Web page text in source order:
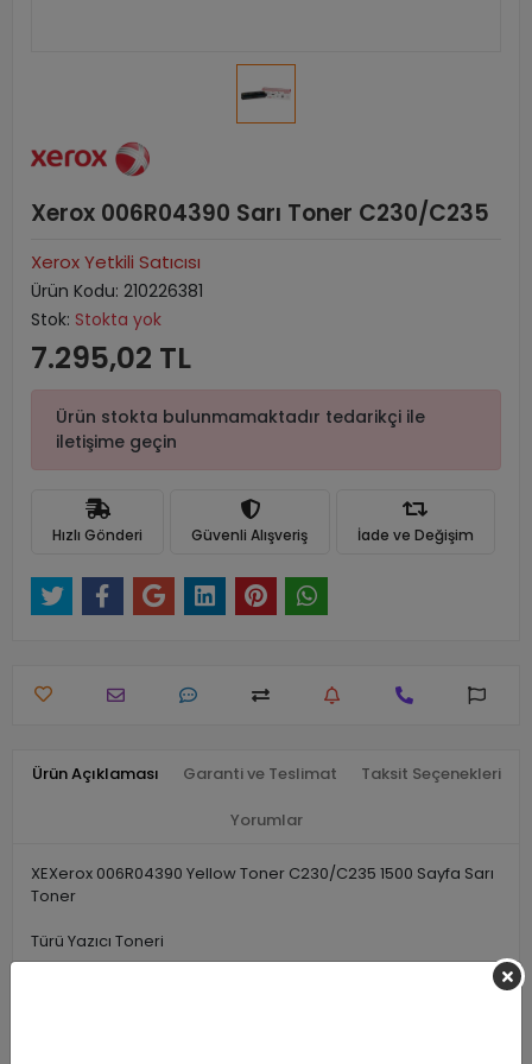
Xerox 006R04390 Sarı Toner C230/C235
Xerox Yetkili Satıcısı
Ürün Kodu: 210226381
Stok: Stokta yok
7.295,02 TL
Ürün stokta bulunmamaktadır tedarikçi ile
iletişime geçin
Hızlı Gönderi Güvenli Alışveriş İade ve Değişim
Ürün Açıklaması Garanti ve Teslimat Taksit Seçenekleri
Yorumlar
XEXerox 006R04390 Yellow Toner C230/C235 1500 Sayfa Sarı
Toner
Türü Yazıcı Toneri